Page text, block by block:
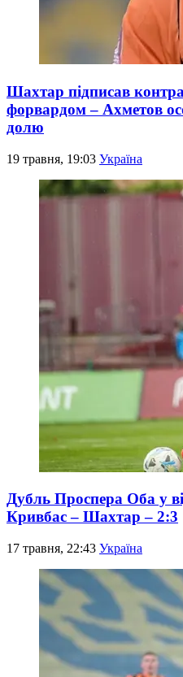
Шахтар підписав
форвардом – Ахметов
долю
19 травня, 19:03 Україна
Дубль Проспера Оба у
Кривбас – Шахтар – 2:3
17 травня, 22:43 Україна